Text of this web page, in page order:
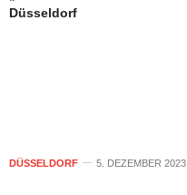
Düsseldorf
DÜSSELDORF 5. DEZEMBER 2023